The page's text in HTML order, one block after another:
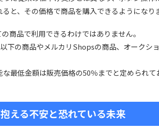
と、その価格で商品を購入できるようになり
商品で利用できるわけではありません。
下の商品やメルカリShopsの商品、オークシ
な最低金額は販売価格の50％までと定められ
える不安と恐れている未来